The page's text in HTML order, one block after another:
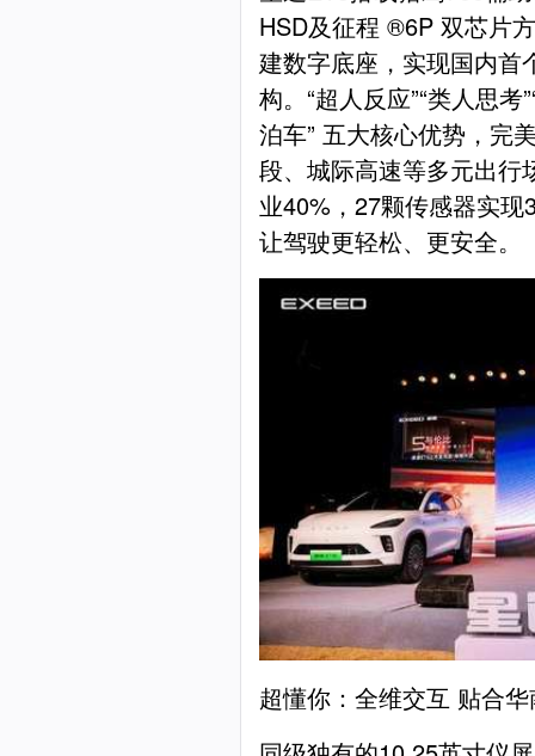
HSD及征程 ®6P 双芯片
建数字底座，实现国内首
构。“超人反应”“类人思考
泊车” 五大核心优势，完
段、城际高速等多元出行
业40%，27颗传感器实
让驾驶更轻松、更安全。
超懂你：全维交互 贴合